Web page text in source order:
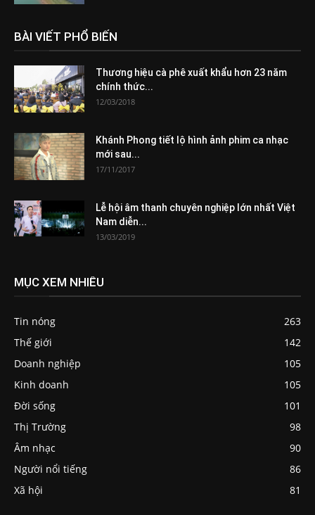
BÀI VIẾT PHỔ BIẾN
Thương hiệu cà phê xuất khẩu hơn 23 năm
chính thức...
12/03/2018
Khánh Phong tiết lộ hình ảnh phim ca nhạc
mới sau...
17/11/2017
Lễ hội âm thanh chuyên nghiệp lớn nhất Việt
Nam diễn...
13/03/2019
MỤC XEM NHIỀU
Tin nóng
263
Thế giới
142
Doanh nghiệp
105
Kinh doanh
105
Đời sống
101
Thị Trường
98
Âm nhạc
90
Người nổi tiếng
86
Xã hội
81